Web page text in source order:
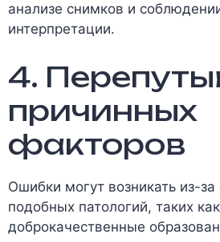
анализе снимков и
интерпретации.
4.
причинных
факторов
Ошибки могут возникать из-
подобных патологий, таких
доброкачественные